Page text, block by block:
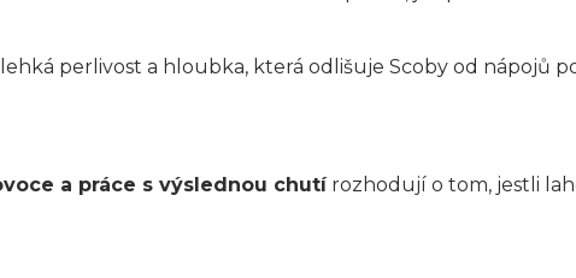
perlivost a hloubka, která odlišuje Scoby od nápojů
a práce s výslednou chutírozhodují o tom, jestli